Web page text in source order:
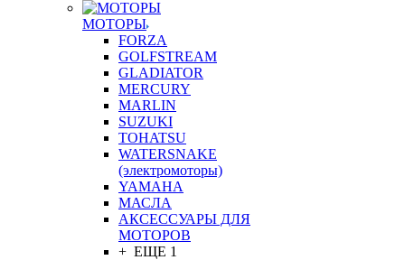
МОТОРЫ
FORZA
GOLFSTREAM
GLADIATOR
MERCURY
MARLIN
SUZUKI
TOHATSU
WATERSNAKE
(электромоторы)
YAMAHA
МАСЛА
АКСЕССУАРЫ ДЛЯ
МОТОРОВ
+ ЕЩЕ 1